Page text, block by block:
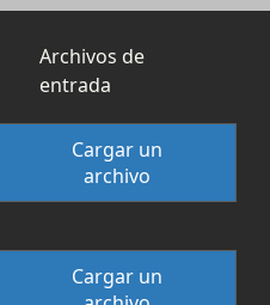
Archivos de
entrada
Cargar un
archivo
Cargar un